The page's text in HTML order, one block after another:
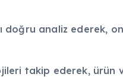
doğru analiz ederek,
takip ederek, ürün